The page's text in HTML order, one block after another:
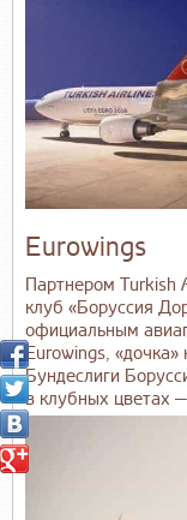
Eurowings
Партнером Turkish
клуб «Боруссия
официальным
Eurowings,
Бундеслиги
в клубных цветах